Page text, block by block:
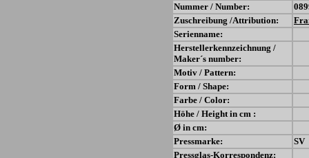
Nummer / Number:
Zuschreibung /Attribution:
Serienname:
Herstellerkennzeichnung /
Maker´s number:
Motiv / Pattern:
Form / Shape:
Farbe / Color:
Höhe / Height in cm :
Ø in cm:
Pressmarke:
SV
Pressglas-Korrespondenz: